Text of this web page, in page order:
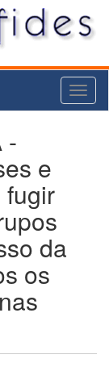
-
e
da
os